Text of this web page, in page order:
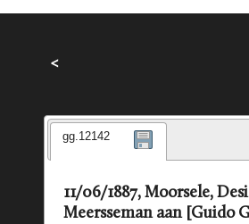
<
gg.12142
11/06/1887, Moorsele,
Meersseman aan [Guido